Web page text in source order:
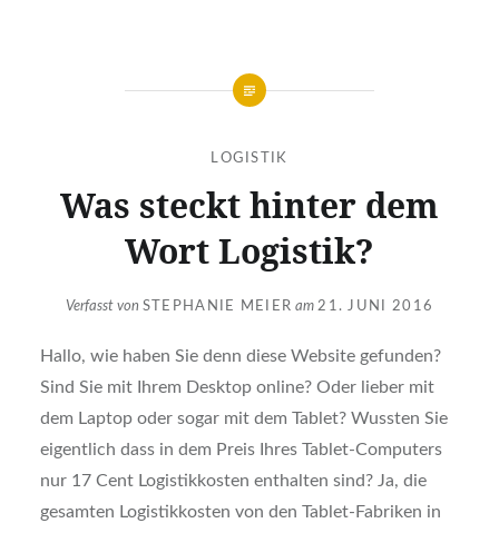
LOGISTIK
Was steckt hin­ter dem
Wort Logis­tik?
Verfasst von STEPHANIE MEIER am 21. JUNI 2016
Hal­lo, wie haben Sie denn die­se Web­site gefun­den?
Sind Sie mit Ihrem Desk­top online? Oder lie­ber mit
dem Lap­top oder sogar mit dem Tablet? Wuss­ten Sie
eigent­lich dass in dem Preis Ihres Tablet-Com­pu­ters
nur 17 Cent Logis­tik­kos­ten ent­hal­ten sind? Ja, die
gesam­ten Logis­tik­kos­ten von den Tablet-Fabri­ken in